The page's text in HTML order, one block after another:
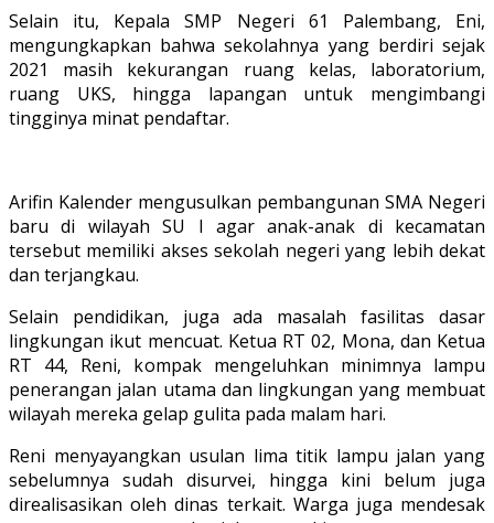
Selain itu, Kepala SMP Negeri 61 Palembang, Eni,
mengungkapkan bahwa sekolahnya yang berdiri sejak
2021 masih kekurangan ruang kelas, laboratorium,
ruang UKS, hingga lapangan untuk mengimbangi
tingginya minat pendaftar.
Arifin Kalender mengusulkan pembangunan SMA Negeri
baru di wilayah SU I agar anak-anak di kecamatan
tersebut memiliki akses sekolah negeri yang lebih dekat
dan terjangkau.
Selain pendidikan, juga ada masalah fasilitas dasar
lingkungan ikut mencuat. Ketua RT 02, Mona, dan Ketua
RT 44, Reni, kompak mengeluhkan minimnya lampu
penerangan jalan utama dan lingkungan yang membuat
wilayah mereka gelap gulita pada malam hari.
Reni menyayangkan usulan lima titik lampu jalan yang
sebelumnya sudah disurvei, hingga kini belum juga
direalisasikan oleh dinas terkait. Warga juga mendesak